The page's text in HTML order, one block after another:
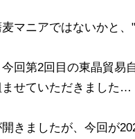
マニアではないかと、
回第2回目の東晶貿易
ませていただきました…
きましたが、今回が